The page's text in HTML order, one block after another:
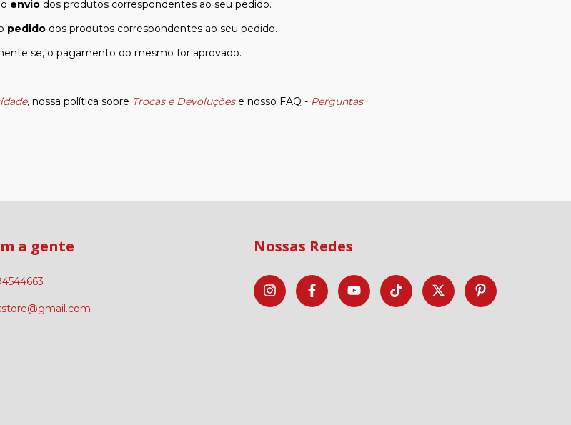
envio dos produtos correspondentes ao seu pedido.
pedido dos produtos correspondentes ao seu pedido.
se, o pagamento do mesmo for aprovado.
, nossa política sobre Trocas e Devoluçõese nosso FAQ - Perguntas
a gente Nossas Redes